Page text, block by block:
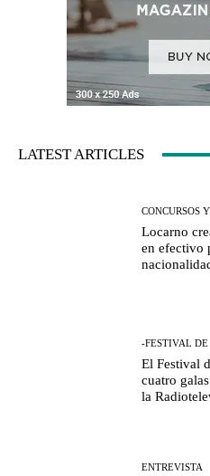
LATEST ARTICLES
CONCURSOS
Locarno
en efectivo
-FESTIVAL
El Festival
cuatro
la
ENTREVISTA